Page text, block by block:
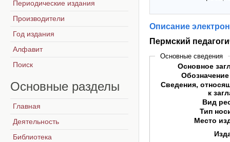
Описание
Пермский
Основные сведения
Основное
Сведения,
к
Вид
Тип
Место
Периодические издания
Производители
Год издания
Алфавит
Поиск
Основные разделы
Главная
Деятельность
Библиотека